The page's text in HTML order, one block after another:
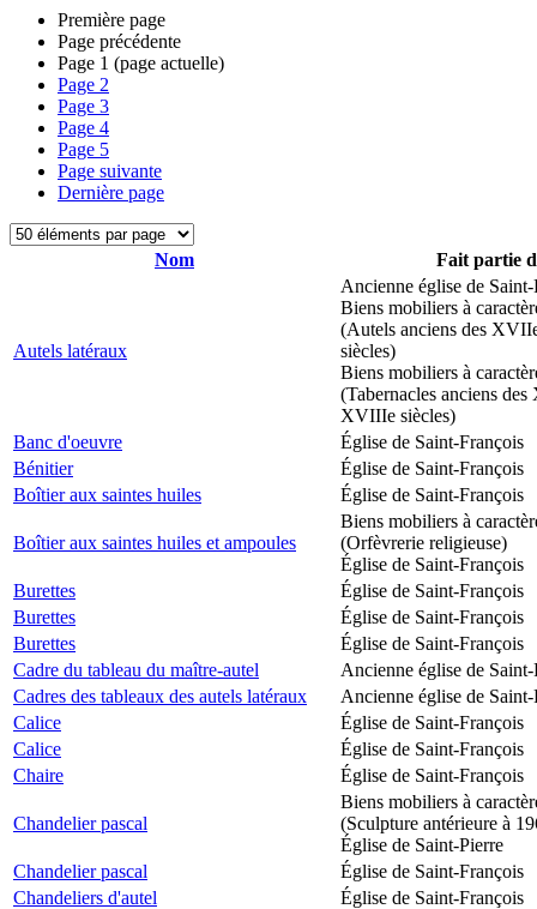
Première page
Page précédente
Page 1 (page actuelle)
Page 2
Page 3
Page 4
Page 5
Page suivante
Dernière page
Nom Fait partie
Autels latéraux
Ancienne église de Saint-
Biens mobiliers à
(Autels anciens des
siècles)
Biens mobiliers à
(Tabernacles anciens
XVIIIe siècles)
Banc d'oeuvre
Église de Saint-François
Bénitier
Église de Saint-François
Boîtier aux saintes huiles
Église de Saint-François
Boîtier aux saintes huiles et ampoules
Biens mobiliers à
(Orfèvrerie religieuse)
Église de Saint-François
Burettes
Église de Saint-François
Burettes
Église de Saint-François
Burettes
Église de Saint-François
Cadre du tableau du maître-autel
Ancienne église de Saint-
Cadres des tableaux des autels latéraux
Ancienne église de Saint-
Calice
Église de Saint-François
Calice
Église de Saint-François
Chaire
Église de Saint-François
Chandelier pascal
Biens mobiliers à
(Sculpture antérieure à
Église de Saint-Pierre
Chandelier pascal
Église de Saint-François
Chandeliers d'autel
Église de Saint-François